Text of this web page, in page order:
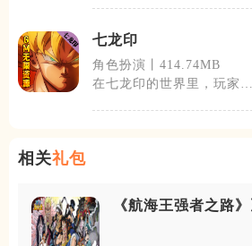
七龙印
角色扮演丨414.74MB
在七龙印的世界里，玩家不
相关礼包
《航海王强者之路